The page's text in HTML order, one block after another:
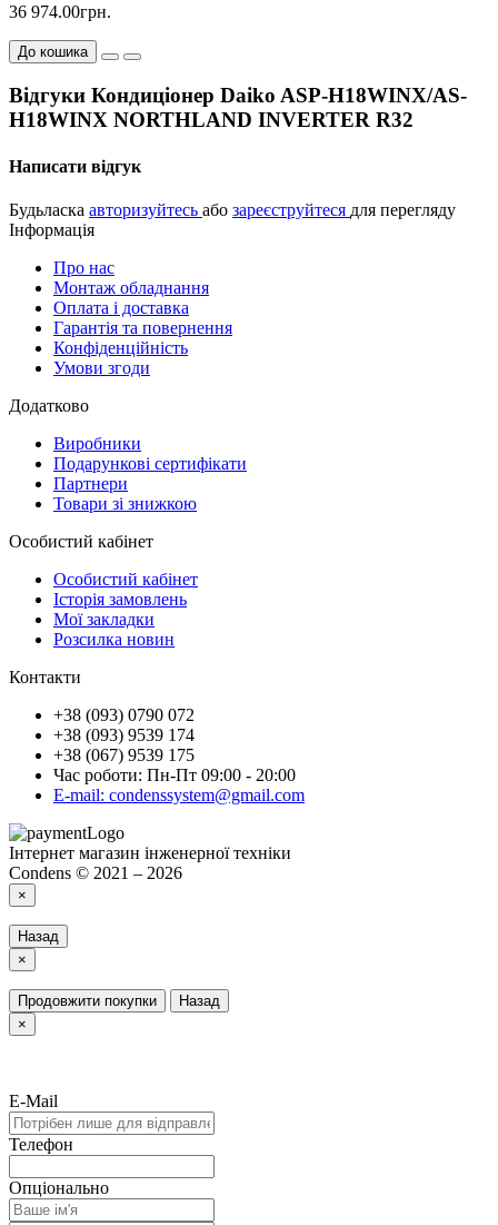
36 974.00грн.
До кошика
Відгуки Кондиціонер Daiko ASP-H18WINX/AS-
H18WINX NORTHLAND INVERTER R32
Написати відгук
Будьласка авторизуйтесь або зареєструйтеся для перегляду
Інформація
Про нас
Монтаж обладнання
Оплата і доставка
Гарантія та повернення
Конфіденційність
Умови згоди
Додатково
Виробники
Подарункові сертифікати
Партнери
Товари зі знижкою
Особистий кабінет
Особистий кабінет
Історія замовлень
Мої закладки
Розсилка новин
Контакти
+38 (093) 0790 072
+38 (093) 9539 174
+38 (067) 9539 175
Час роботи: Пн-Пт 09:00 - 20:00
E-mail: condenssystem@gmail.com
Інтернет магазин інженерної техніки
Condens © 2021 – 2026
×
Назад
×
Продовжити покупки
Назад
×
E-Mail
Телефон
Опціонально